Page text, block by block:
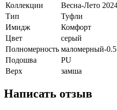
Коллекции
Весна-Лето
Тип
Туфли
Имидж
Комфорт
Цвет
серый
Полномерность маломерный-0.5
Подошва
PU
Верх
замша
Написать отзыв